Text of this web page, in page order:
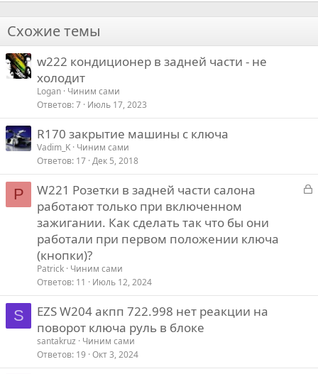
а р
т
и
22
26
Times New Roman
Verdana
Схожие темы
w222 кондиционер в задней части - не
холодит
Logan Чиним сами
Ответов 7 Июль 17, 2023
R170 закрытие машины с ключа
Vadim_K Чиним сами
Ответов 17 Дек 5, 2018
P
З
й
W221 Розетки в задней части салона
работают только при включенном
зажигании. Как сделать так что бы они
работали при первом положении ключа
(кнопки)?
Patrick Чиним сами
Ответов 11 Июль 12, 2024
S
EZS W204 акпп 722.998 нет реакции на
поворот ключа руль в блоке
santakruz
Чиним сами
Ответов 19 Окт 3, 2024